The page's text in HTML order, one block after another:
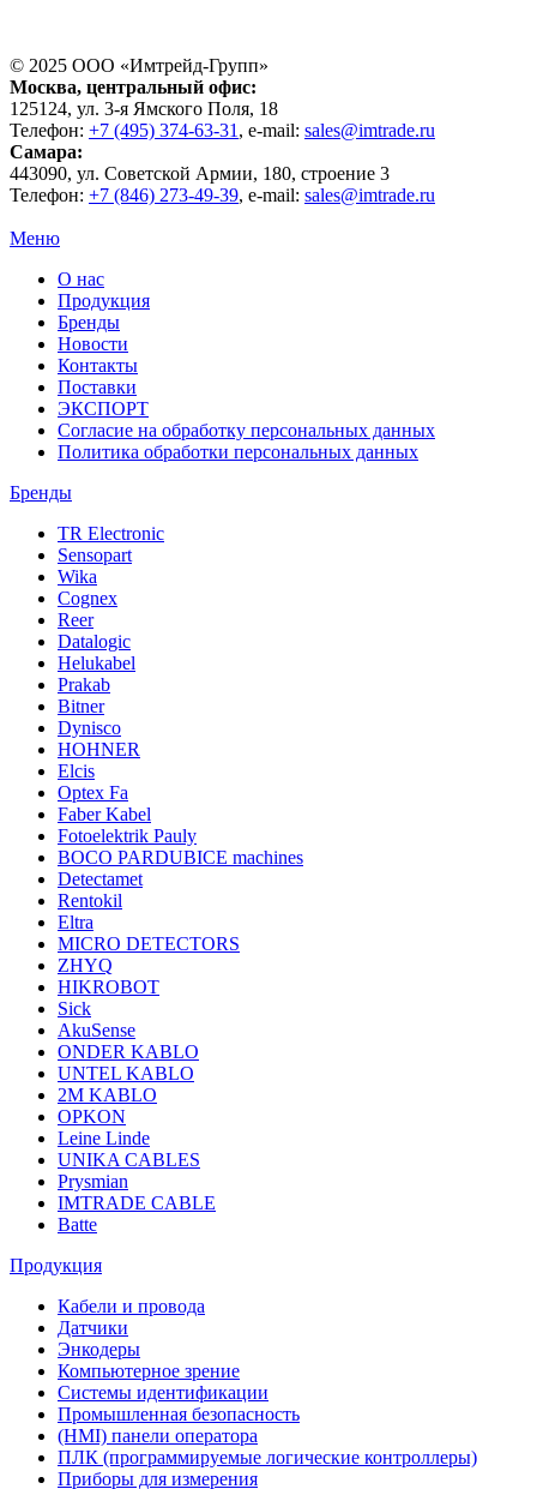
© 2025 ООО «Имтрейд-Групп»
Москва, центральный офис:
125124, ул. 3-я Ямского Поля, 18
Телефон: +7 (495) 374-63-31 , e-mail: sales@imtrade.ru
Самара:
443090, ул. Советской Армии, 180, строение 3
Телефон: +7 (846) 273-49-39, e-mail: sales@imtrade.ru
Меню
О нас
Продукция
Бренды
Новости
Контакты
Поставки
ЭКСПОРТ
Согласие на обработку персональных данных
Политика обработки персональных данных
Бренды
TR Electronic
Sensopart
Wika
Cognex
Reer
Datalogic
Helukabel
Prakab
Bitner
Dynisco
HOHNER
Elcis
Optex Fa
Faber Kabel
Fotoelektrik Pauly
BOCO PARDUBICE machines
Detectamet
Rentokil
Eltra
MICRO DETECTORS
ZHYQ
HIKROBOT
Sick
AkuSense
ONDER KABLO
UNTEL KABLO
2M KABLO
OPKON
Leine Linde
UNIKA CABLES
Prysmian
IMTRADE CABLE
Batte
Продукция
Кабели и провода
Датчики
Энкодеры
Компьютерное зрение
Системы идентификации
Промышленная безопасность
(HMI) панели оператора
ПЛК (программируемые логические контроллеры)
Приборы для измерения